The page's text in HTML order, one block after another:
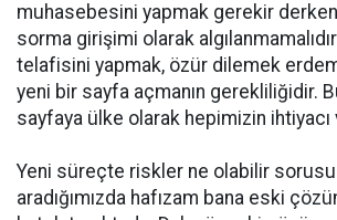
muhasebesini yapmak gerekir
sorma girişimi olarak algılanmamalıdır.
telafisini yapmak, özür dilemek
yeni bir sayfa açmanın gerekliliğidir.
sayfaya ülke olarak hepimizin ihtiyacı
Yeni süreçte riskler ne olabilir
aradığımızda hafızam bana eski